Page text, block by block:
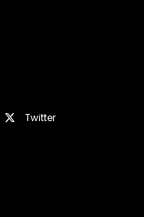
Twitter